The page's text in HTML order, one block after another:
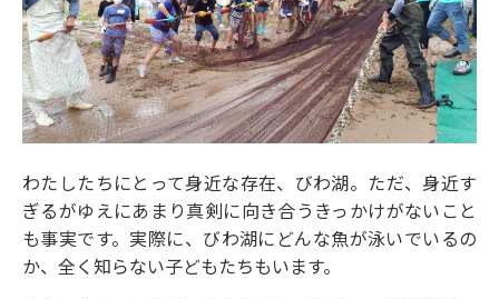
わたしたちにとって身近な存在、びわ湖。ただ、身近す
ぎるがゆえにあまり真剣に向き合うきっかけがないこと
も事実です。実際に、びわ湖にどんな魚が泳いでいるの
か、全く知らない子どもたちもいます。